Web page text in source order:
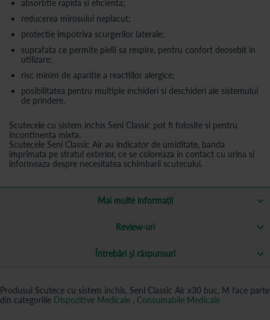
absorbtie rapida si eficienta;
reducerea mirosului neplacut;
protectie impotriva scurgerilor laterale;
suprafata ce permite pielii sa respire, pentru confort deosebit in
utilizare;
risc minim de aparitie a reactiilor alergice;
posibilitatea pentru multiple inchideri si deschideri ale sistemului
de prindere.
Scutecele cu sistem inchis Seni Classic pot fi folosite si pentru
incontinenta mixta.
Scutecele Seni Classic Air au indicator de umiditate, banda
imprimata pe stratul exterior, ce se coloreaza in contact cu urina si
informeaza despre necesitatea schimbarii scutecului.
Mai multe informații
Review-uri
Întrebări și răspunsuri
Produsul Scutece cu sistem inchis, Seni Classic Air x30 buc, M face parte
din categoriile Dispozitive Medicale , Consumabile Medicale